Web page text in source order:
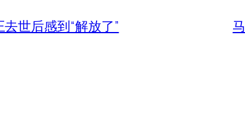
世后感到“解放了”